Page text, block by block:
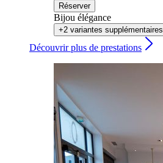
Réserver
Bijou élégance
+2 variantes supplémentaires.
Découvrir plus de prestations